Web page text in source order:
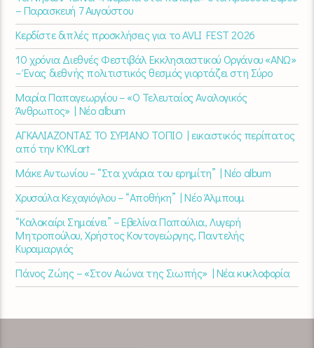
– Παρασκευή 7 Αυγούστου
Κερδίστε διπλές προσκλήσεις για το AVLI FEST 2026
10 χρόνια Διεθνές Φεστιβάλ Εκκλησιαστικού Οργάνου «ΑΝΩ»
– Ένας διεθνής πολιτιστικός θεσμός γιορτάζει στη Σύρο​
Μαρία Παπαγεωργίου – «Ο Τελευταίος Αναλογικός
Άνθρωπος» | Νέο album
ΑΓΚΑΛΙΑΖΟΝΤΑΣ ΤΟ ΣΥΡΙΑΝΟ ΤΟΠΙΟ | εικαστικός περίπατος
από την KYKLart
Μάκε Αντωνίου – “Στα χνάρια του ερημίτη” | Νέο album
Χρυσούλα Κεχαγιόγλου – “Αποθήκη” | Νέο Άλμπουμ
“Καλοκαίρι Σημαίνει” – Εβελίνα Παπούλια, Λυγερή
Μητροπούλου, Χρήστος Κοντογεώργης, Παντελής
Κυραμαργιός
Πάνος Ζώης – «Στον Αιώνα της Σιωπής» | Νέα κυκλοφορία